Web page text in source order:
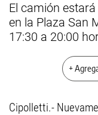
El camión
en la Plaza San
17:30 a 20:00
+
Cipolletti.-